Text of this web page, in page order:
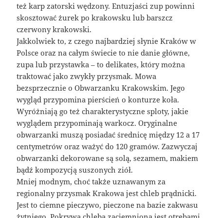
też karp zatorski wędzony. Entuzjaści zup powinni
skosztować żurek po krakowsku lub barszcz
czerwony krakowski.
Jakkolwiek to, z czego najbardziej słynie Kraków w
Polsce oraz na całym świecie to nie danie główne,
zupa lub przystawka – to delikates, który można
traktować jako zwykły przysmak. Mowa
bezsprzecznie o Obwarzanku Krakowskim. Jego
wygląd przypomina pierścień o konturze koła.
Wyróżniają go też charakterystyczne sploty, jakie
wyglądem przypominają warkocz. Oryginalne
obwarzanki muszą posiadać średnicę między 12 a 17
centymetrów oraz ważyć do 120 gramów. Zazwyczaj
obwarzanki dekorowane są solą, sezamem, makiem
bądź kompozycją suszonych ziół.
Mniej modnym, choć także uznawanym za
regionalny przysmak Krakowa jest chleb prądnicki.
Jest to ciemne pieczywo, pieczone na bazie zakwasu